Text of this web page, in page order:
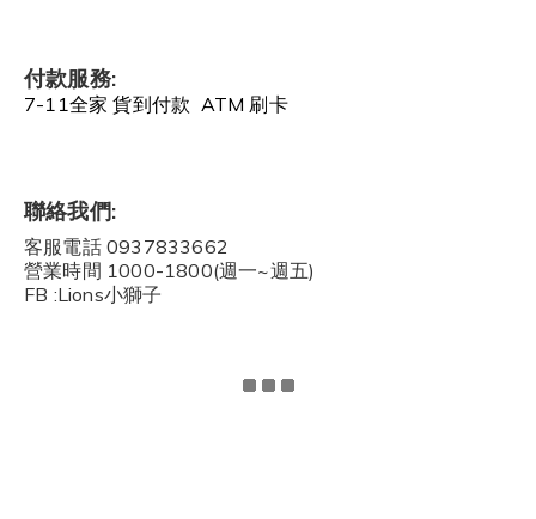
付款服務:
7-11全家 貨到付款 ATM 刷卡
聯絡我們:
客服電話 0937833662
營業時間 1000-1800(週一~週五)
FB :Lions小獅子